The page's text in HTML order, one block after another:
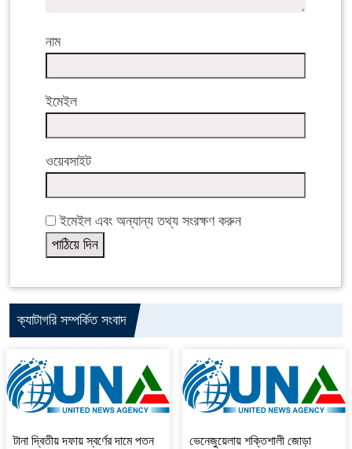
নাম
ইমেইল
ওয়েবসাইট
ইমেইল এবং অন্যান্য তথ্য সংরক্ষণ করুন
ক্যাটাগরি সম্পর্কিত সংবাদ
টানা দ্বিতীয় দফায় স্বর্ণের দামে পতন
ভেনেজুয়েলায় শক্তিশালী জোড়া